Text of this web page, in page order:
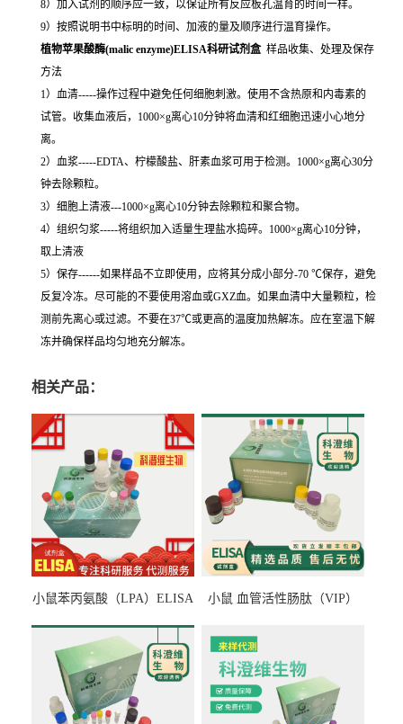
8）加入试剂的顺序应一致，以保证所有反应板孔温育的时间一样。
9）按照说明书中标明的时间、加液的量及顺序进行温育操作。
植物苹果酸酶(malic enzyme)ELISA科研试剂盒 样品收集、处理及保存
方法
1）血清-----操作过程中避免任何细胞刺激。使用不含热原和内毒素的
试管。收集血液后，1000×g离心10分钟将血清和红细胞迅速小心地分
离。
2）血浆-----EDTA、柠檬酸盐、肝素血浆可用于检测。1000×g离心30分
钟去除颗粒。
3）细胞上清液---1000×g离心10分钟去除颗粒和聚合物。
4）组织匀浆-----将组织加入适量生理盐水捣碎。1000×g离心10分钟，
取上清液
5）保存------如果样品不立即使用，应将其分成小部分-70 ℃保存，避免
反复冷冻。尽可能的不要使用溶血或GXZ血。如果血清中大量颗粒，检
测前先离心或过滤。不要在37℃或更高的温度加热解冻。应在室温下解
冻并确保样品均匀地充分解冻。
相关产品：
小鼠苯丙氨酸（LPA）ELISA
小鼠 血管活性肠肽（VIP）